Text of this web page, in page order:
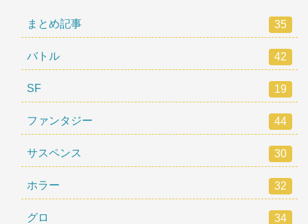
まとめ記事 35
バトル 42
SF 19
ファンタジー 44
サスペンス 30
ホラー 32
グロ 34